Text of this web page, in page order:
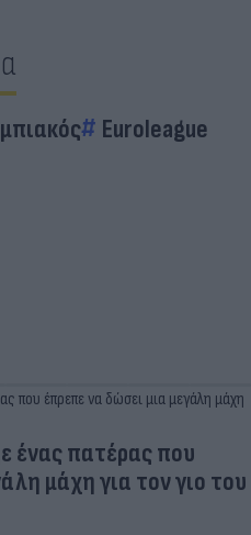
Euroleague
AFC και CONCACAF
για το FIFA Forward